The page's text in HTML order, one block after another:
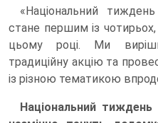
«Національний
стане першим із
цьому році. Ми
традиційну акцію та
із різною тематикою
Національний тиждень